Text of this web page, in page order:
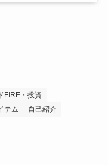
FIRE・投資
テム 自己紹介